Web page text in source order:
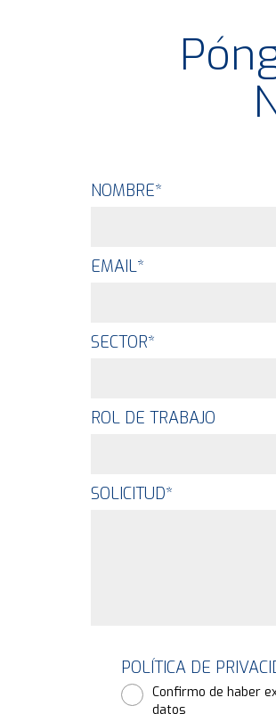
NOMBRE*
EMAIL*
SECTOR*
ROL DE TRABAJO
SOLICITUD*
POLÍTICA DE
Confirmo de haber
datos